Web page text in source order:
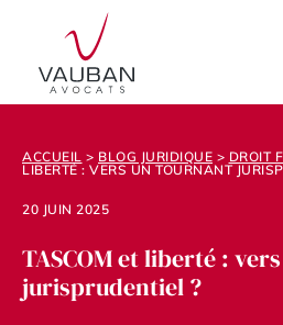
ACCUEIL > BLOG JURIDIQUE > DROIT
LIBERTÉ : VERS UN TOURNANT
20 JUIN 2025
TASCOM et liberté :
jurisprudentiel ?